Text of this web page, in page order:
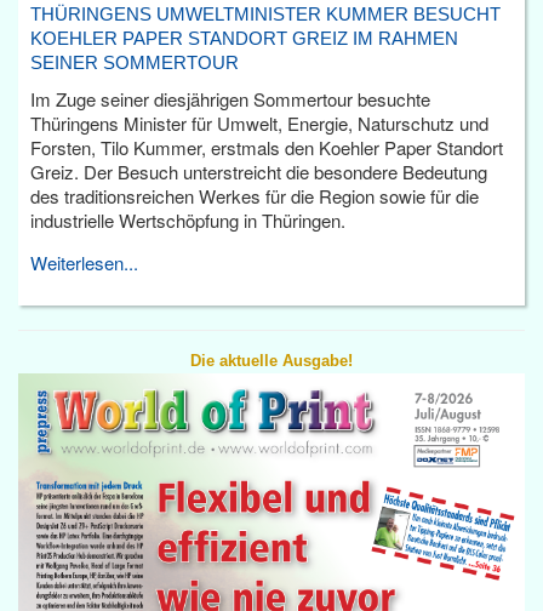
THÜRINGENS UMWELTMINISTER KUMMER BESUCHT
KOEHLER PAPER STANDORT GREIZ IM RAHMEN
SEINER SOMMERTOUR
Im Zuge seiner diesjährigen Sommertour besuchte
Thüringens Minister für Umwelt, Energie, Naturschutz und
Forsten, Tilo Kummer, erstmals den Koehler Paper Standort
Greiz. Der Besuch unterstreicht die besondere Bedeutung
des traditionsreichen Werkes für die Region sowie für die
industrielle Wertschöpfung in Thüringen.
Weiterlesen...
Die aktuelle Ausgabe!